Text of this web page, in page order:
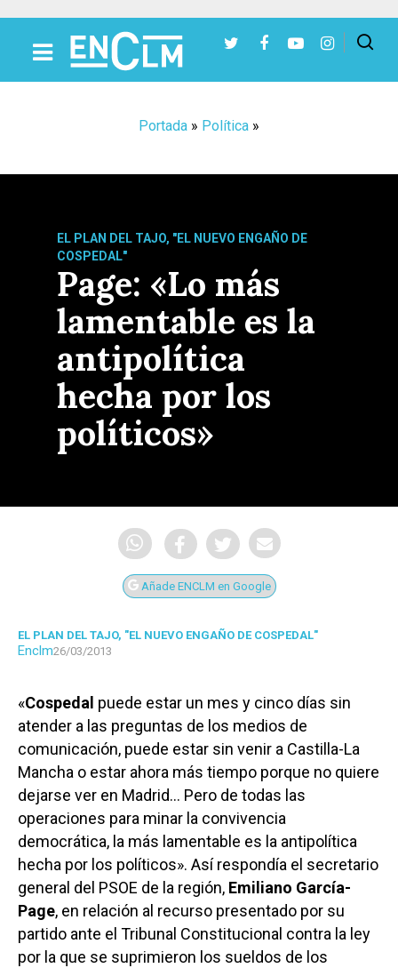
Portada » Política »
EL PLAN DEL TAJO, "EL NUEVO ENGAÑO DE
COSPEDAL"
Page: «Lo más
lamentable es la
antipolítica
hecha por los
políticos»
Añade ENCLM en Google
EL PLAN DEL TAJO, "EL NUEVO ENGAÑO DE COSPEDAL"
Enclm26/03/2013
«Cospedal puede estar un mes y cinco días sin
atender a las preguntas de los medios de
comunicación, puede estar sin venir a Castilla-La
Mancha o estar ahora más tiempo porque no quiere
dejarse ver en Madrid… Pero de todas las
operaciones para minar la convivencia
democrática, la más lamentable es la antipolítica
hecha por los políticos». Así respondía el secretario
general del PSOE de la región, Emiliano García-
Page, en relación al recurso presentado por su
partido ante el Tribunal Constitucional contra la ley
por la que se suprimieron los sueldos de los